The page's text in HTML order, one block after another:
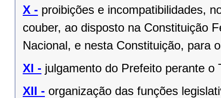
X - proibições e incompatibilidades,
couber, ao disposto na Constituição
Nacional, e nesta Constituição, para
XI - julgamento do Prefeito perante o
XII - organização das funções